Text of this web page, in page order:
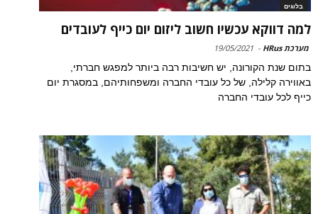
בלוגים
למה דווקא עכשיו חשוב ליזום יום כייף לעובדים
מערכת HRus -
19/05/2021
בתום שנת הקורונה, יש חשיבות רבה ביותר למפגש חברתי,
באווירה קלילה, של כל עובדי החברה ומשפחותיהם, במסגרת יום
כייף לכל עובדי החברה